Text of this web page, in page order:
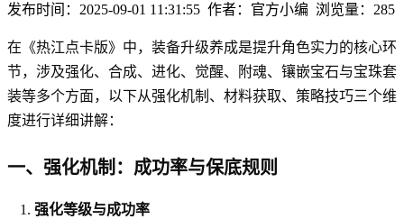
发布时间：2025-09-01 11:31:55 作者：官方小编 浏览量： 285
在《热江点卡版》中，装备升级养成是提升角色实力的核心环
节，涉及强化、合成、进化、觉醒、附魂、镶嵌宝石与宝珠套
装等多个方面，以下从强化机制、材料获取、策略技巧三个维
度进行详细讲解：
一、强化机制：成功率与保底规则
强化等级与成功率